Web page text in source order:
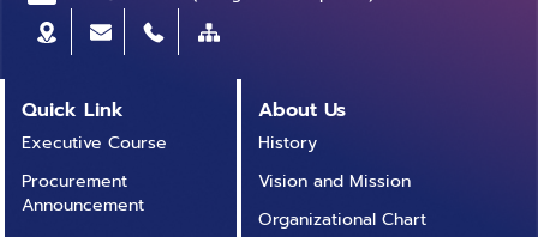
นำไปประยุกต์ใช้กับงานอื่น ๆ ได้ แต่การนำไปใช้จริงยังคง
ต้องการปรับแต่งแบบจำลองเพื่อให้เหมาะสมกับงาน โดย
เริ่มจากการฝึกอบรมรูปแบบภาษาสำหรับงานที่ใช้ หลังจาก
นั้นจึงฝึกอบรมสำหรับการทำงานจริง เช่น การฝึกอบรมให้
แบบจำลองการจำแนกประเภท จากภาพที่ 4 การทำงานของ
ULMFiT แบ่งออกเป็น 3 ขั้นตอนหลัก ได้แก่ LM pre-
training คือการฝึกอบรม ULMFiT สำหรับรูปแบบภาษา
ทั่วไป ผลลัพธ์ที่ได้ คือแบบจำลองได้รับการเรียนรู้คุณสมบัติ
เดียวกับตัว Attention ในประโยคข้างต้นคือ “He is a
student” ตัว Self-Attention เห็นว่าความน่าสนใจของ
ประโยคนี้คือคำว่า “student” จึงมีการนำกลไกการสนใจไป
มีการตีพิมพ์งานวิจัยที่ชื่อว่า “Attention is All You
Need” ออกมาบอกว่า เราไม่ต้องใช้ RNN block หรอก
สิ่งที่เราจำเป็นจริงๆคือแค่ตัว Attention ทำให้นำไปสู่การ
สร้าง Neural Network ตัวใหม่ที่ชื่อว่า Transformers ที่
จำกัดอยู่กับสิ่งแวดล้อมที่มันเคยเรียนรู้มาเท่านั้น เมื่อสภาพ
แวดล้อมเปลี่ยนไปจากเดิม ประสิทธิภาพในการทำงานและ
การตัดสินใจก็จะเปลี่ยนไปอย่างมาก ปัญหานี้เป็นที่รู้จักกันใน
หลายชื่อเรียก เช่น Domain Shift, Distribution Shift,
และ Data Drift เป็นต้น ซึ่งต่างก็มีความหมายที่คล้ายกัน
คือการที่โดเมน (ขอบเขต) ของข้อมูลที่ปัญญาประดิษฐ์รับ
เข้าระบบ (Input) เปลี่ยนแปลงไปจากเดิม ตัวอย่างเช่นถ้า
เราให้โมเดลเรียนรู้ข้อมูลที่มีการแจกแจงแบบหนึ่ง แต่พอนำ
Quick Link
Executive Course
Procurement
Announcement
About Us
History
Vision and Mission
Organizational Chart